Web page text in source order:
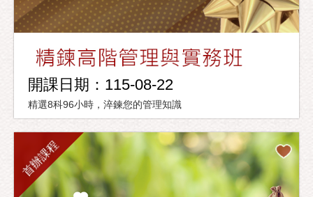
開課日期：115-08-22
精選8科96小時，淬鍊您的管理知識
首辦課程